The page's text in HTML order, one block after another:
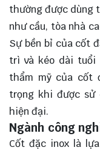
thường được dùng
như cầu, tòa nhà
Sự bền bỉ của cốt
trì và kéo dài tuổi
thẩm mỹ của cốt
trọng khi được
hiện đại.
Ngành công
Cốt đặc inox là